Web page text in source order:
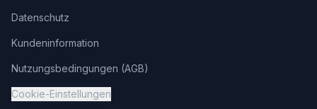
Datenschutz
Kundeninformation
Nutzungsbedingungen (AGB)
Cookie-Einstellungen